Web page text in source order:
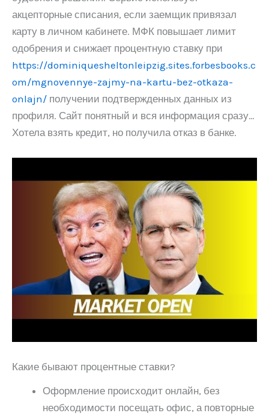
акцепторные списания, если заемщик привязал
карту в личном кабинете. МФК повышает лимит
одобрения и снижает процентную ставку при
https://dominiquesheltonleipzig.sites.forbesbooks.c
om/mgnovennye-zajmy-na-kartu-bez-otkaza-
onlajn/ получении подтвержденных данных из
профиля. Сайт понятный и вся информация сразу…
Хотела взять кредит, но получила отказ в банке.
Какие бывают процентные ставки?
Оформление происходит онлайн, без
необходимости посещать офис, а повторные